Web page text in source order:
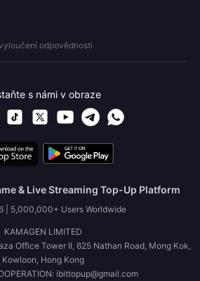
odpovědnosti
s námi v obraze
& Live Streaming Top-Up Platform
| 5,000,000+ Users Worldwide
KAMAGEN LIMITED
Office Tower II, 625 Nathan Road, Mong Kok,
Kowloon, Hong Kong
ibittopup@gmail.com